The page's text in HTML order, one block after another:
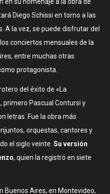
Diego Schissi en torno a las
A la vez, se puede disfrutar del
conciertos mensuales de la
entre muchas otras
protagonista.
del éxito de «La
primero Pascual Contursi y
letras. Fue la obra más
orquestas, cantores y
el siglo veinte. Su versión
, quien la registró en siete
Buenos Aires, en Montevideo,